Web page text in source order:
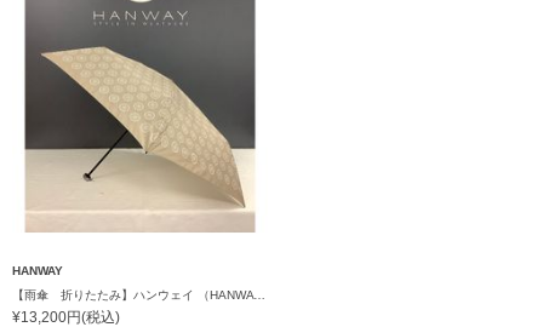
HANWAY
¥13,200円(税込)